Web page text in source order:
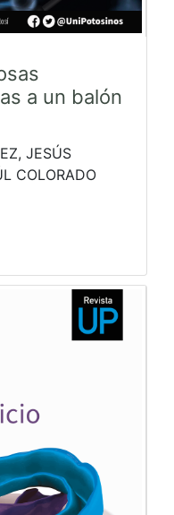
a un balón
JESÚS
COLORADO